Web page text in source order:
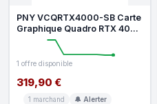
PNY VCQRTX4000-SB Carte
Graphique Quadro RTX 4000
8 Go GDDR6 7680 x 4320
1 offre disponible
319,90 €
1 marchand 🔔 Alerter